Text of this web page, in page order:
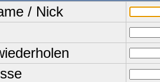
/ Nick